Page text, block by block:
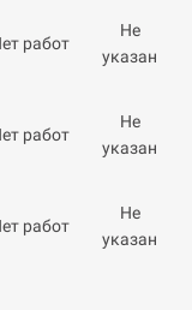
работ
Не
указан
работ
Не
указан
работ
Не
указан